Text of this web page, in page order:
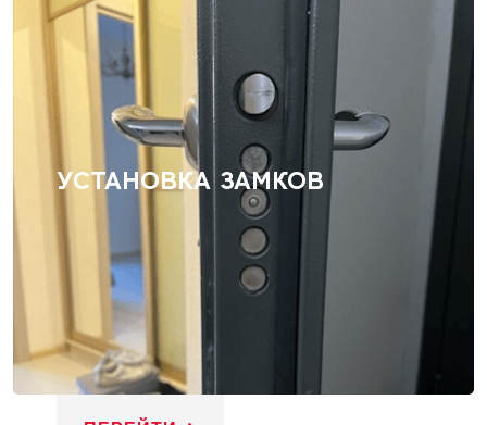
УСТАНОВКА ЗАМКОВ